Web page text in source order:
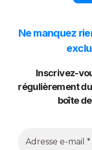
Ne manquez
Inscrivez-
régulièrement
boîte